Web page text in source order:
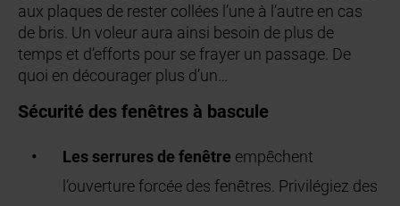
aux plaques de rester collées l’une à l’autre en cas
de bris. Un voleur aura ainsi besoin de plus de
temps et d’efforts pour se frayer un passage. De
quoi en décourager plus d’un…
Sécurité des fenêtres à bascule
Les serrures de fenêtre empêchent
l’ouverture forcée des fenêtres. Privilégiez des